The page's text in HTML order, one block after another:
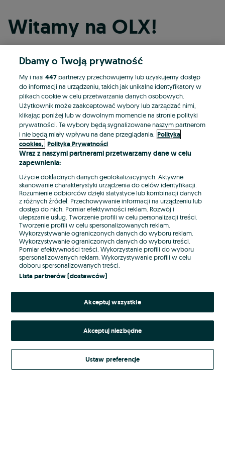
Witamy na OLX!
Kontynuuj przez Facebooka
Kontynuuj przez konto Apple
Kontynuuj przez konto Google
LUB
E-mail
Hasło
Nie pamiętasz hasła?
Zaloguj się
Kontynuując za pośrednictwem jednego z dostawców wskazanych powyżej,
Regulamin serwisuOLX.pl w jego aktualnym brzmieniu.
Dbamy o Twoją prywatność
My i nasi447partnerzy przechowujemy lub uzyskujemy dostęp
do informacji na urządzeniu, takich jak unikalne identyfikatory w
plikach cookie w celu przetwarzania danych osobowych.
Użytkownik może zaakceptować wybory lub zarządzać nimi,
klikając poniżej lub w dowolnym momencie na stronie polityki
prywatności. Te wybory będą sygnalizowane naszym partnerom
i nie będą miały wpływu na dane przeglądania. Polityka
cookies, Polityka Prywatności
Wraz z naszymi partnerami przetwarzamy dane w celu
zapewnienia:
Użycie dokładnych danych geolokalizacyjnych. Aktywne
skanowanie charakterystyki urządzenia do celów identyfikacji.
Rozumienie odbiorców dzięki statystyce lub kombinacji danych
z różnych źródeł. Przechowywanie informacji na urządzeniu lub
dostęp do nich. Pomiar efektywności reklam. Rozwój i
ulepszanie usług. Tworzenie profili w celu personalizacji treści.
Tworzenie profili w celu spersonalizowanych reklam.
Wykorzystywanie ograniczonych danych do wyboru reklam.
Wykorzystywanie ograniczonych danych do wyboru treści.
Pomiar efektywności treści. Wykorzystanie profili do wyboru
spersonalizowanych reklam. Wykorzystywanie profili w celu
doboru spersonalizowanych treści.
Lista partnerów (dostawców)
Akceptuj wszystkie
Akceptuj niezbędne
Ustaw preferencje